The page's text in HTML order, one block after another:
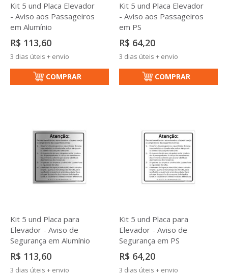
Kit 5 und Placa Elevador
- Aviso aos Passageiros
em Alumínio
R$ 113,60
3 dias úteis + envio
COMPRAR
Kit 5 und Placa Elevador
- Aviso aos Passageiros
em PS
R$ 64,20
3 dias úteis + envio
COMPRAR
Kit 5 und Placa para
Elevador - Aviso de
Segurança em Alumínio
R$ 113,60
3 dias úteis + envio
Kit 5 und Placa para
Elevador - Aviso de
Segurança em PS
R$ 64,20
3 dias úteis + envio